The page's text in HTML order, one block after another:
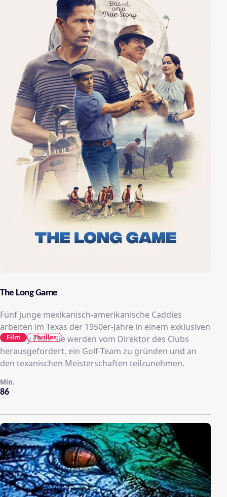
kriminellen Superhirn. Es bleibt Neil nur noch wenig
Zeit die Katastrophe abzuwenden...
The Long Game
Fünf junge mexikanisch-amerikanische Caddies
arbeiten im Texas der 1950er-Jahre in einem exklusiven
Country Club. Sie werden vom Direktor des Clubs
herausgefordert, ein Golf-Team zu gründen und an
den texanischen Meisterschaften teilzunehmen.
86
Min.
Film Thriller